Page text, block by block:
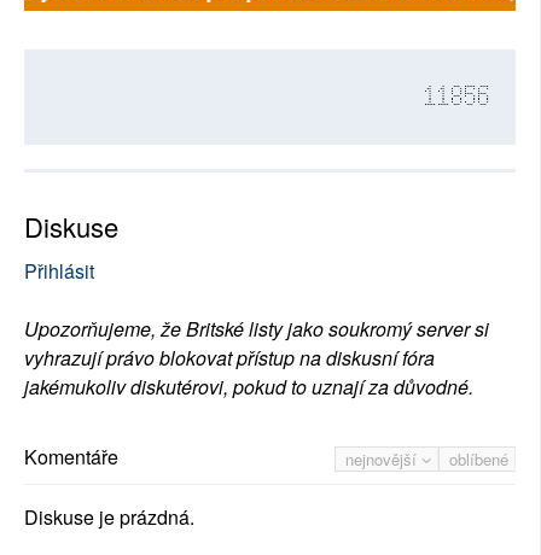
11856
Diskuse
Přihlásit
Upozorňujeme, že Britské listy jako soukromý server si
vyhrazují právo blokovat přístup na diskusní fóra
jakémukoliv diskutérovi, pokud to uznají za důvodné.
nejnovější oblíbené
Komentáře
Diskuse je prázdná.